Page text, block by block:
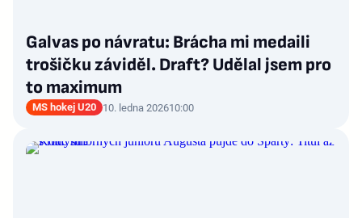
Galvas po návratu: Brácha mi medaili
trošičku záviděl. Draft? Udělal jsem pro
to maximum
MS hokej U20 10. ledna 202610:00